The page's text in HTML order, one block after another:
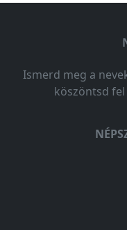
Ismerd meg a
köszöntsd